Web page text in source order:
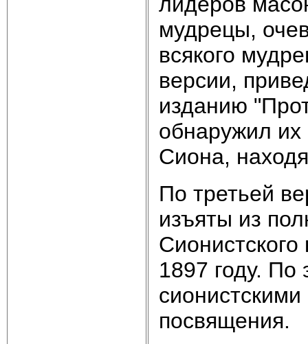
мудрецы,
всякого
версии,
изданию
обнаружил
Сиона,
По третьей
изъяты из
1897 году.
посвящения.